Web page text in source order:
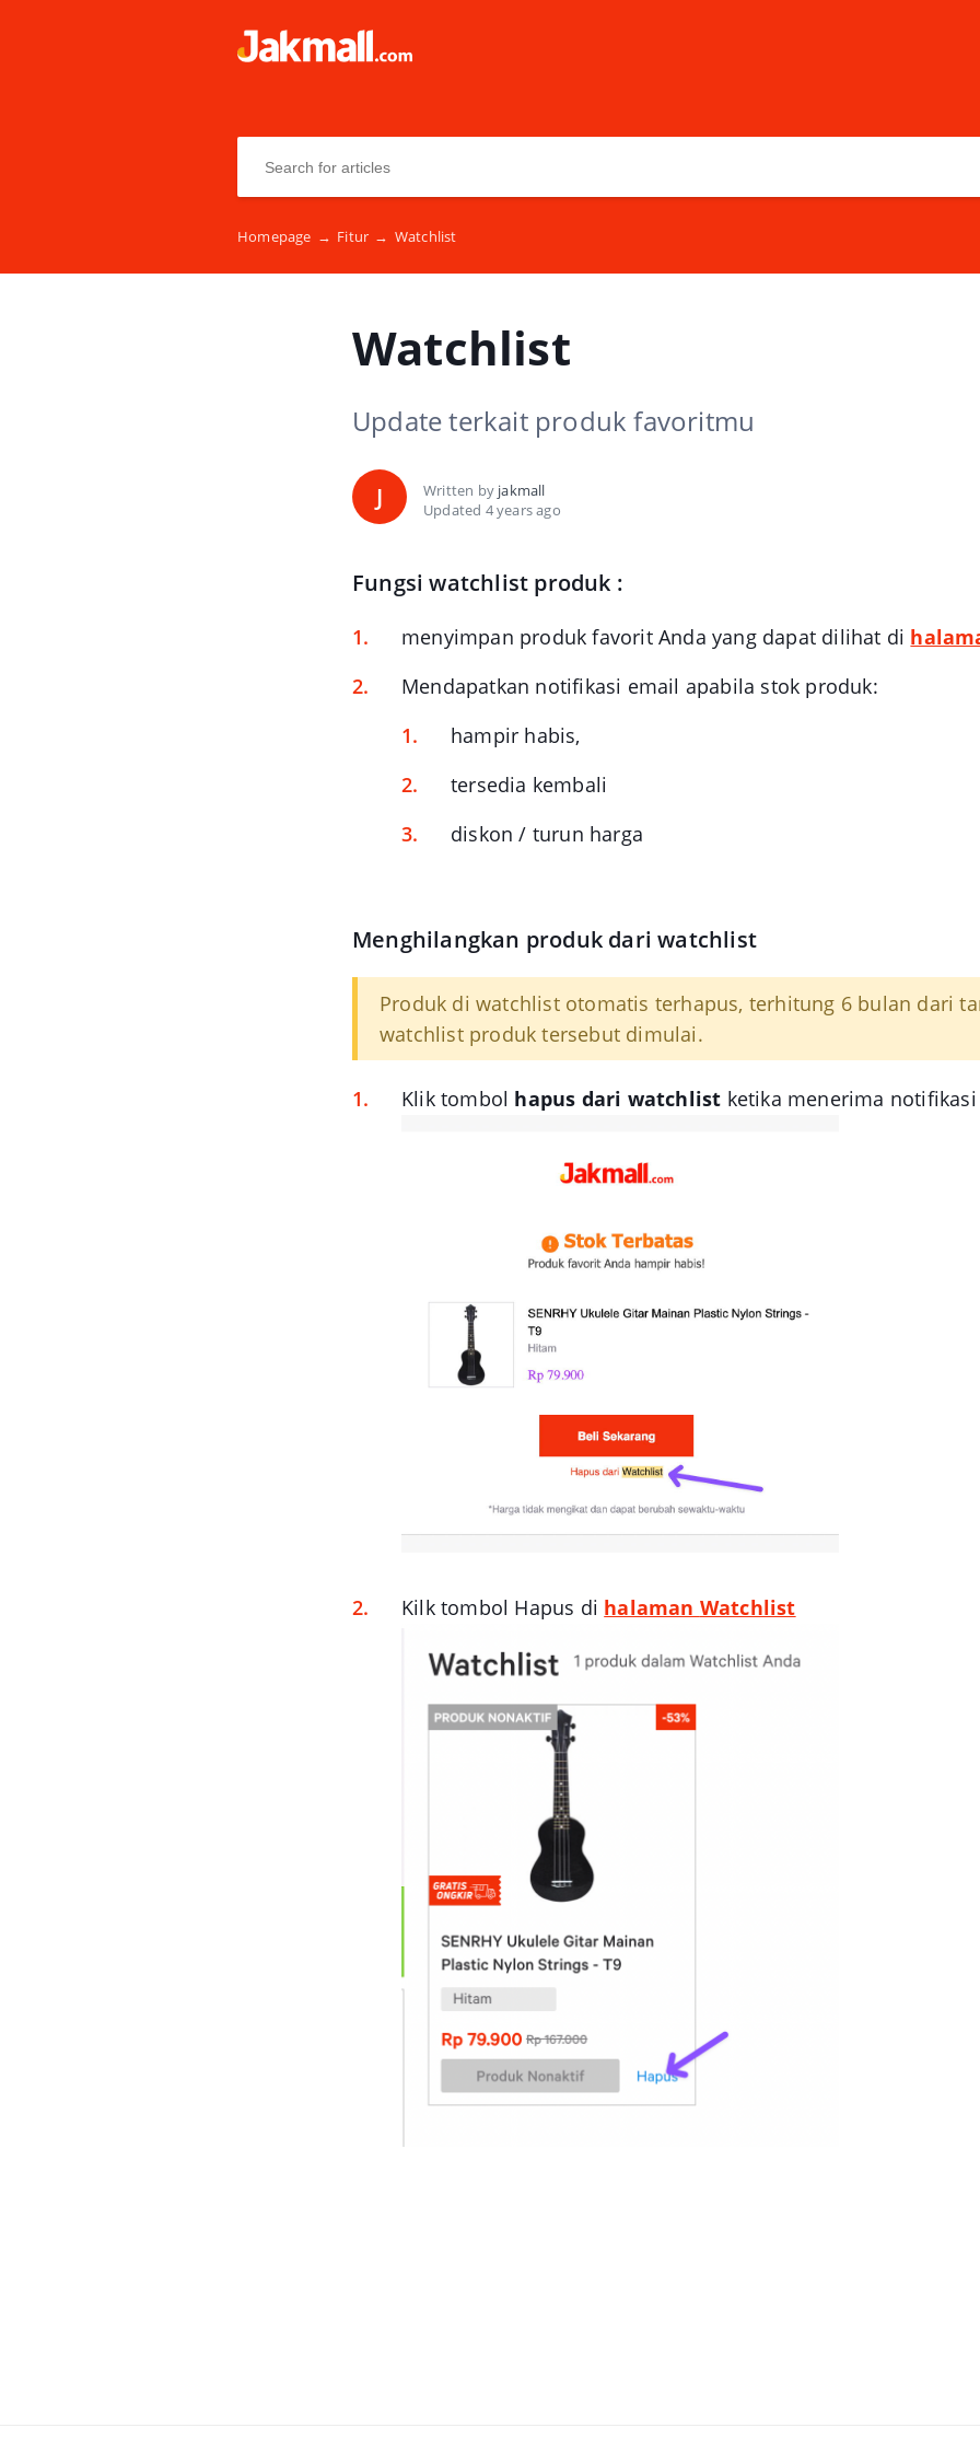
Homepage → Fitur → Watchlist
Watchlist
Update terkait produk favoritmu
J Written by jakmall
Updated 4 years ago
Fungsi watchlist produk :
menyimpan produk favorit Anda yang dapat dilihat di
Mendapatkan notifikasi email apabila stok produk:
hampir habis,
tersedia kembali
diskon / turun harga
Menghilangkan produk dari watchlist
Produk di watchlist otomatis terhapus, terhitung 6 bulan dari
watchlist produk tersebut dimulai.
Klik tombol hapus dari watchlist ketika menerima
Kilk tombol Hapus di halaman Watchlist